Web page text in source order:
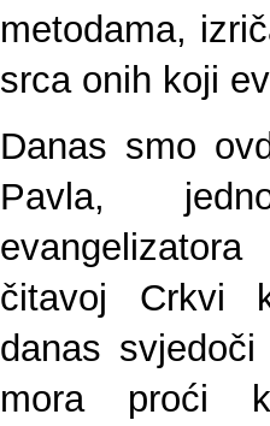
metodama,
srca onih koji
Danas smo
Pavla,
čitavoj Crkvi
danas svjedoči
mora proći